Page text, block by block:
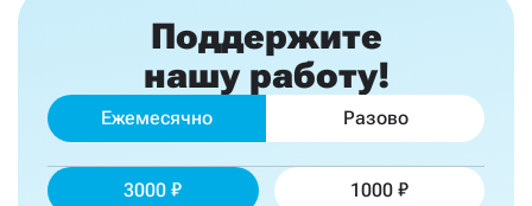
Поддержите
нашу работу!
Ежемесячно Разово
3000 1000